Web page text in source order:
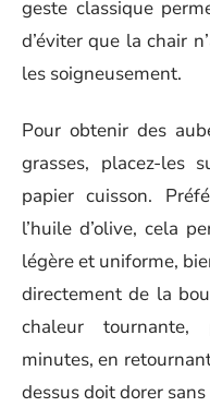
geste classique
d’éviter que la chair
les soigneusement.
Pour obtenir des
grasses, placez-les
papier cuisson.
l’huile d’olive, cela
légère et uniforme,
directement de la
chaleur
minutes, en
dessus doit dorer